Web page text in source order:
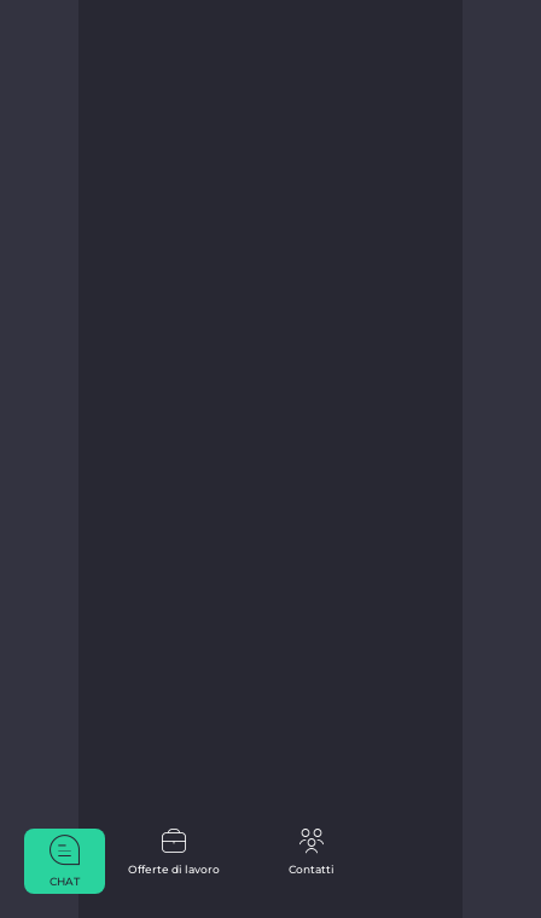
Offerte di lavoro
Contatti
CHAT